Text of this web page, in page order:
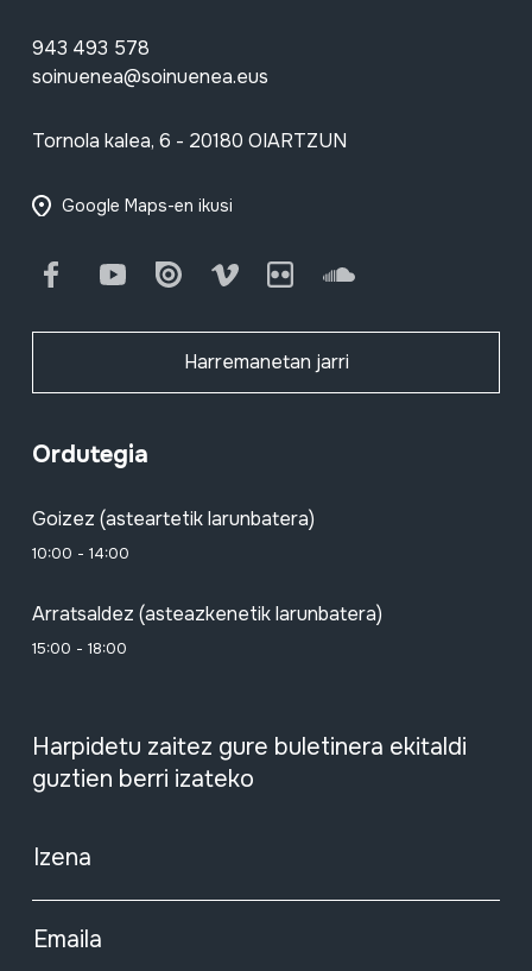
943 493 578
soinuenea@soinuenea.eus
Tornola kalea, 6 - 20180 OIARTZUN
Google Maps-en ikusi
FacebookYoutube Issuu Vimeo Flickr SoundCloud
Harremanetan jarri
Ordutegia
Goizez (asteartetik larunbatera)
10:00 - 14:00
Arratsaldez (asteazkenetik larunbatera)
15:00 - 18:00
Harpidetu zaitez gure buletinera ekitaldi
guztien berri izateko
Izena
Emaila